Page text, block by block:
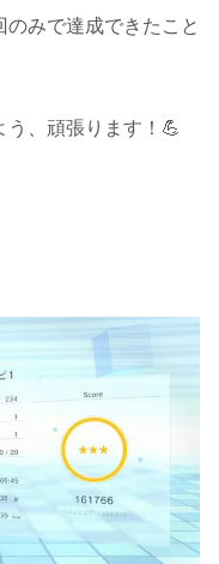
のみで達成できたこと
う、頑張ります！💪